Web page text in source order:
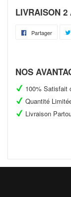
LIVRAISON 2
Partager
NOS
100% Satisfait
Quantité
Livraison